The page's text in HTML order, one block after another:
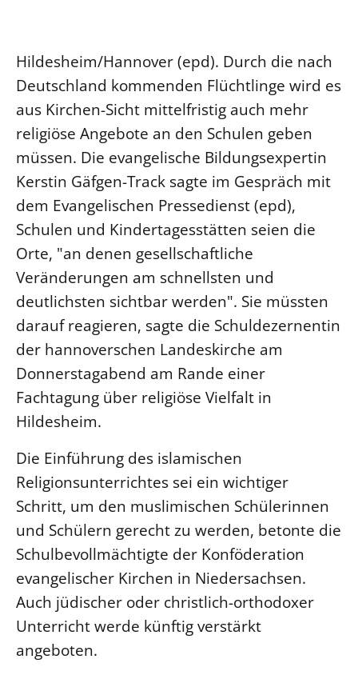
Hildesheim/Hannover (epd). Durch die nach
Deutschland kommenden Flüchtlinge wird es
aus Kirchen-Sicht mittelfristig auch mehr
religiöse Angebote an den Schulen geben
müssen. Die evangelische Bildungsexpertin
Kerstin Gäfgen-Track sagte im Gespräch mit
dem Evangelischen Pressedienst (epd),
Schulen und Kindertagesstätten seien die
Orte, "an denen gesellschaftliche
Veränderungen am schnellsten und
deutlichsten sichtbar werden". Sie müssten
darauf reagieren, sagte die Schuldezernentin
der hannoverschen Landeskirche am
Donnerstagabend am Rande einer
Fachtagung über religiöse Vielfalt in
Hildesheim.
Die Einführung des islamischen
Religionsunterrichtes sei ein wichtiger
Schritt, um den muslimischen Schülerinnen
und Schülern gerecht zu werden, betonte die
Schulbevollmächtigte der Konföderation
evangelischer Kirchen in Niedersachsen.
Auch jüdischer oder christlich-orthodoxer
Unterricht werde künftig verstärkt
angeboten.
Personalausschuss
LANDESKIRCHENAMT
Willkommen
Kollegium
Abteilungen des Landeskirchenamts
Rechnungsprüfungsamt
Fachstelle Sexualisierte Gewalt
Beschwerdestellen
Kirchenämter
Gleichstellung
Datenschutz
Geschäftsstelle Landessynode
LANDESSYNODE
27. Landessynode
Hintergrund
MITARBEIT
Ehrenamt
Beruf
Freie Stellen
BIBLIOTHEK & ARCHIV
Glaubensbekenntnis
Ökumene
Religionen
KLIMASCHUTZ
Nachhaltigkeit
Erneuerbare Energien
Mobilität
Naturschutz
Gebäude
Datenschutz
Kontakt
Barrierefreiheit
Presse
Freie Stellen
Service für Gemeinden
Suche